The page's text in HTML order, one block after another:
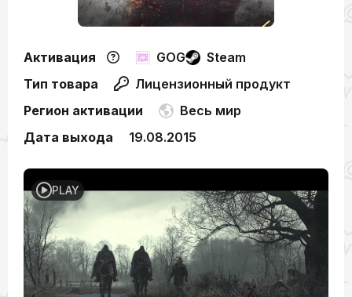
Активация GOG
Steam
Тип товара
Лицензионный продукт
Регион активации
Весь мир
Дата выхода
19.08.2015
PLAY